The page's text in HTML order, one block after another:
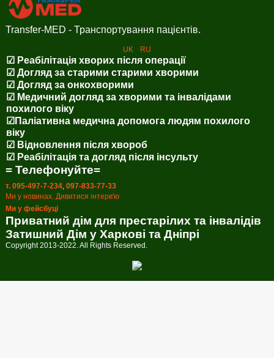
Transfer-MED - Транспортування пацієнтів.
UK RU
☑ Реабілітація хворих після операції
☑ Догляд за старими старими хворими
☑ Догляд за онкохворими
☑ Медичний догляд за хворими та інвалідами
похилого віку
☑Паліативна медична допомога людям похилого
віку
☑ Відновлення після хвороб
☑ Реабілітація та догляд після інсульту
= Телефонуйте=
т. 095-497-7-234, 097-833-77-33
Ми у новинах. Дивитися інтерв'ю
Ми у фейсбуці
Приватний дім для престарілих та інвалідів
Затишний Дім у Харкові та Дніпрі
Copyright 2013-2022. All Rights Reserved.